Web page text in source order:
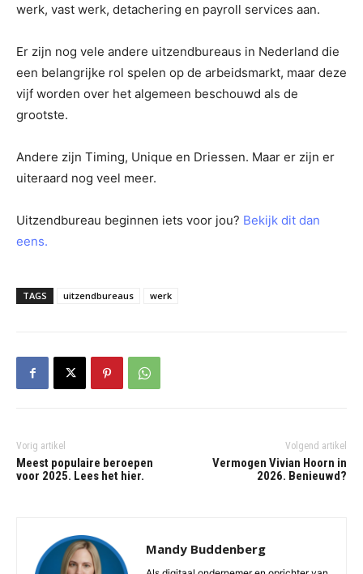
werk, vast werk, detachering en payroll services aan.
Er zijn nog vele andere uitzendbureaus in Nederland die
een belangrijke rol spelen op de arbeidsmarkt, maar deze
vijf worden over het algemeen beschouwd als de
grootste.
Andere zijn Timing, Unique en Driessen. Maar er zijn er
uiteraard nog veel meer.
Uitzendbureau beginnen iets voor jou? Bekijk dit dan
eens.
TAGS uitzendbureaus werk
Vorig artikel
Meest populaire beroepen
voor 2025. Lees het hier.
Volgend artikel
Vermogen Vivian Hoorn in
2026. Benieuwd?
Mandy Buddenberg